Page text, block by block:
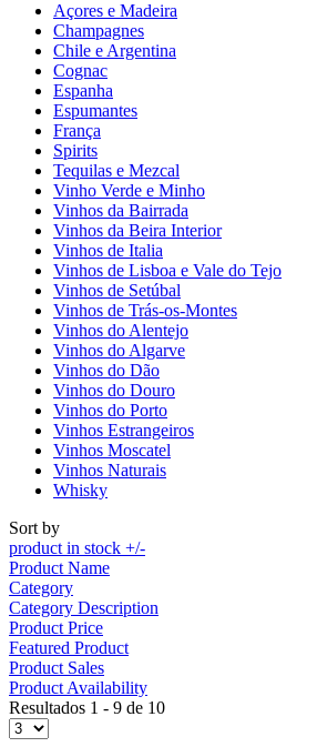
Açores e Madeira
Champagnes
Chile e Argentina
Cognac
Espanha
Espumantes
França
Spirits
Tequilas e Mezcal
Vinho Verde e Minho
Vinhos da Bairrada
Vinhos da Beira Interior
Vinhos de Italia
Vinhos de Lisboa e Vale do Tejo
Vinhos de Setúbal
Vinhos de Trás-os-Montes
Vinhos do Alentejo
Vinhos do Algarve
Vinhos do Dão
Vinhos do Douro
Vinhos do Porto
Vinhos Estrangeiros
Vinhos Moscatel
Vinhos Naturais
Whisky
Sort by
product in stock +/-
Product Name
Category
Category Description
Product Price
Featured Product
Product Sales
Product Availability
Resultados 1 - 9 de 10